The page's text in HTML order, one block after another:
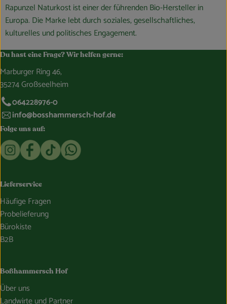
Rapunzel Naturkost ist einer der führenden Bio-Hersteller in
Europa. Die Marke lebt durch soziales, gesellschaft­liches,
kulturelles und politisches Engagement.
Du hast eine Frage? Wir helfen gerne:
Marburger Ring 46,
35274 Großseelheim
064228976-0
info@bosshammersch-hof.de
Folge uns auf:
Externer Link zu https://www.instagram.com/
Externer Link zu https://www.facebook.com/
Externer Link zu https://www.tiktok.com/
Externer Link zu https://whatsapp.com/
Lieferservice
Häufige Fragen
Probelieferung
Bürokiste
B2B
Boßhammersch Hof
Über uns
Landwirte und Partner